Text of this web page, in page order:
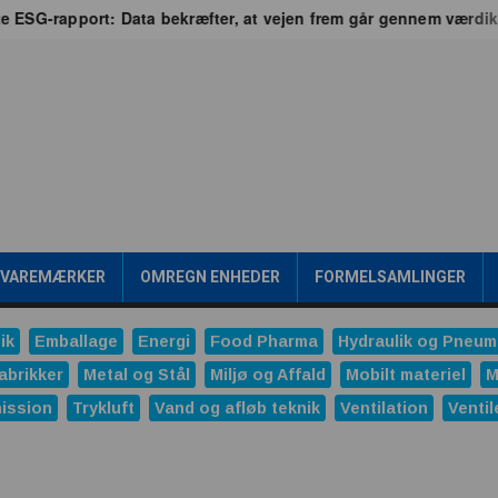
rapport: Data bekræfter, at vejen frem går gennem
OMREGN ENHEDER FORMELSAMLINGER
Emballage Energi Food Pharma Hydraulik og
Metal og Stål Miljø og Affald Mobilt materiel
Trykluft Vand og afløb teknik Ventilation